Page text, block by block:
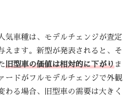
気車種は、モデルチェンジが査定
えます。新型が発表されると、そ
旧型車の価値は相対的に下がりま
ードがフルモデルチェンジで外観
わる場合、旧型車の需要は大きく